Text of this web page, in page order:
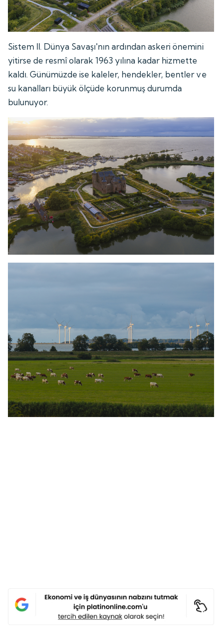
Sistem II. Dünya Savaşı'nın ardından askeri önemini
yitirse de resmî olarak 1963 yılına kadar hizmette
kaldı. Günümüzde ise kaleler, hendekler, bentler ve
su kanalları büyük ölçüde korunmuş durumda
bulunuyor.